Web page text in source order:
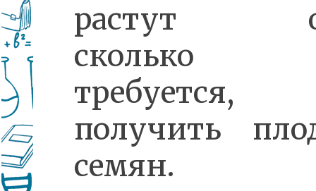
растут
сколько
требуется,
получить
семян.